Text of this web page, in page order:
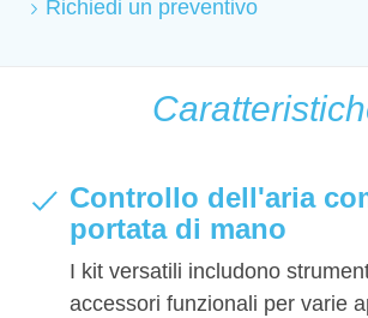
Richiedi un preventivo
Controllo dell'aria
portata di mano
I kit versatili includono
accessori funzionali per varie